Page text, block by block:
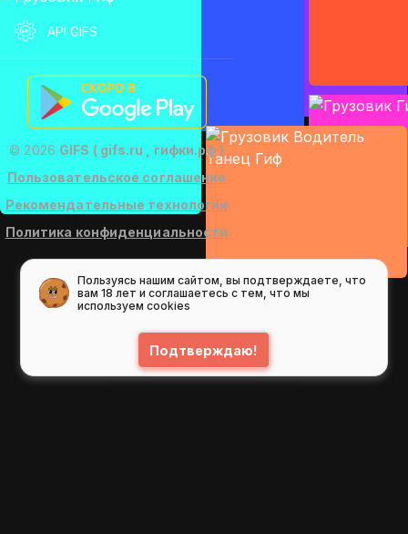
API GIFS
© 2026 GIFS ( gifs.ru , гифки.рф )
Пользовательское соглашение
Рекомендательные технологии
Политика конфиденциальности
Пользуясь нашим сайтом, вы подтверждаете, что
вам 18 лет и соглашаетесь с тем, что мы
используем cookies
Подтверждаю!